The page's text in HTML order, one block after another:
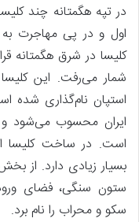
در تپه هگمتانه چند
اول و در پی مهاجرت
کلیسا در شرق هگمتانه
شمار می‌رفت. این
استپان نام‌گذاری شده
ایران محسوب می‌شود و
است. در ساخت کلیسا
بسیار زیادی دارد. از
ستون سنگی، فضای
سکو و محراب را نام برد.